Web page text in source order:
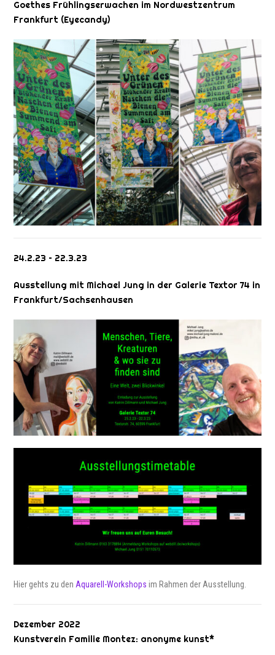
Goethes Frühlingserwachen im Nordwestzentrum
Frankfurt (Eyecandy)
24.2.23 – 22.3.23
Ausstellung mit Michael Jung in der Galerie Textor 74 in
Frankfurt/Sachsenhausen
Hier gehts zu denAquarell-Workshops im Rahmen der Ausstellung.
Dezember 2022
Kunstverein Familie Montez: anonyme kunst*